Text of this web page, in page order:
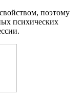
поэтому
психических